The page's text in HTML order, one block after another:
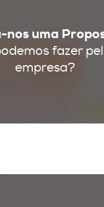
nos uma
fazer
empresa?